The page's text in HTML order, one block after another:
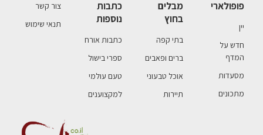
פופולארי
יין
חדש על
המדף
מסעדות
מתכונים
מבלים
בחוץ
בתי קפה
ברים ופאבים
אוכל טבעוני
תיירות
כתבות
נוספות
כתבות אורח
ספרי בישול
טעם עולמי
למקצוענים
צור קשר
תנאי שימוש